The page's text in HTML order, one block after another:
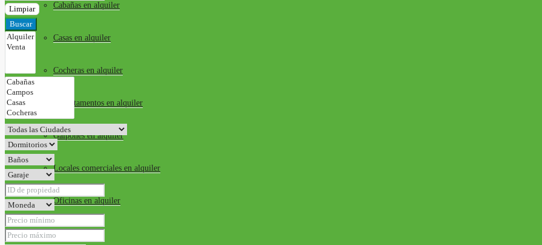
Cabañas en alquiler
Casas en alquiler
Cocheras en alquiler
Departamentos en alquiler
Galpones en alquiler
Locales comerciales en alquiler
Oficinas en alquiler
Requisitos
Limpiar
Buscar